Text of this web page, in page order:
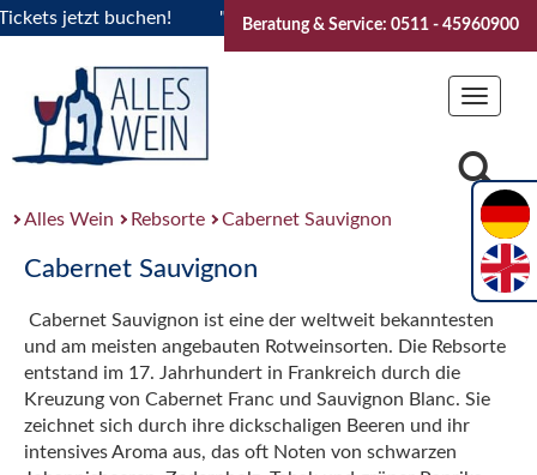
jetzt buchen! "Das Sommerfest 2026" Vive la
Beratung & Service: 0511 - 45960900
Toggle
Alles Wein Rebsorte Cabernet Sauvignon
Cabernet Sauvignon
Cabernet Sauvignon ist eine der weltweit bekanntesten
und am meisten angebauten Rotweinsorten. Die Rebsorte
entstand im 17. Jahrhundert in Frankreich durch die
Kreuzung von Cabernet Franc und Sauvignon Blanc. Sie
zeichnet sich durch ihre dickschaligen Beeren und ihr
intensives Aroma aus, das oft Noten von schwarzen